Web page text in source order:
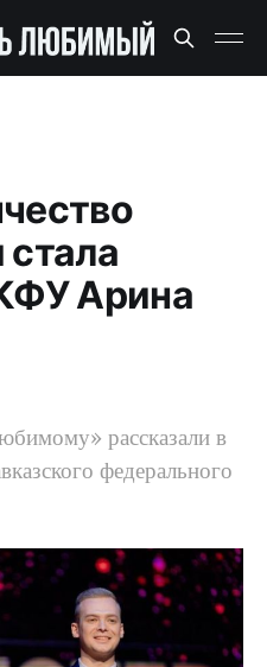
Арина
рассказали в
федерального